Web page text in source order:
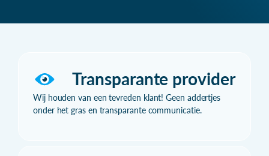
Transparante provider
Wij houden van een tevreden klant! Geen addertjes
onder het gras en transparante communicatie.